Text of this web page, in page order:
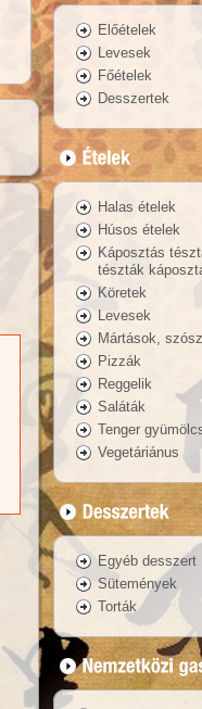
Előételek
Levesek
Főételek
Desszertek
Halas ételek
Húsos ételek
Káposztás
tészták
Köretek
Levesek
Mártások,
Pizzák
Reggelik
Saláták
Tenger
Vegetáriánus
Egyéb desszert
Sütemények
Torták